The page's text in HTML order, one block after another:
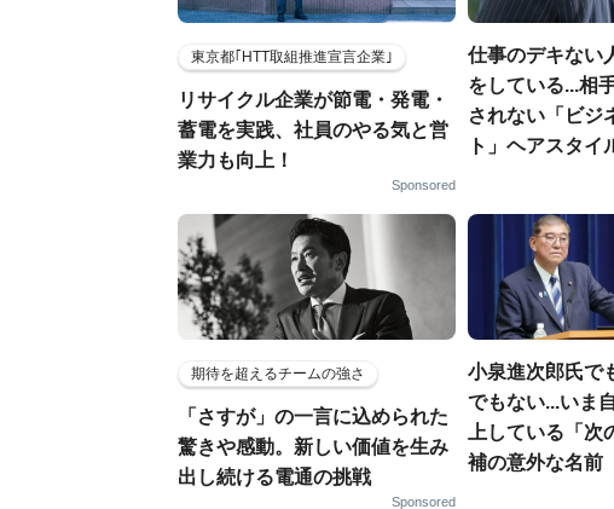
東京都｢HTT取組推進宣言企業｣
リサイクル企業が節電・発電・
蓄電を実践、社員のやる気と営
業力も向上！
Sponsored
仕事のデキない
をしている...相
されない「ビジ
ト」ヘアスタイ
期待を超えるチームの強さ
「さすが」の一言に込められた
驚きや感動。新しい価値を生み
出し続ける電通の挑戦
Sponsored
小泉進次郎氏で
でもない...いま
上している「
補の意外な名前